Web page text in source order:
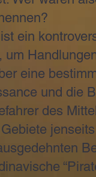
ein
um
eine
und die
des